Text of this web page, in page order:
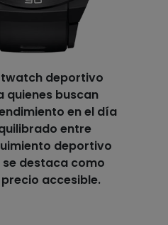
deportivo
quienes buscan
en el día
entre
deportivo
destaca como
accesible.